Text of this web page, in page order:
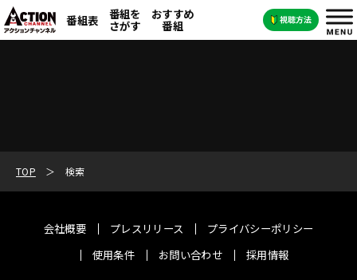
番組表 番組を
さがす
おすすめ
番組
TOP 検索
会社概要 プレスリリース
プライバシーポリシー
使用条件
お問い合わせ 採用情報